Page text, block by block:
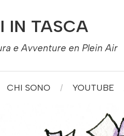
IN TASCA
e Avventure en Plein Air
CHI SONO YOUTUBE